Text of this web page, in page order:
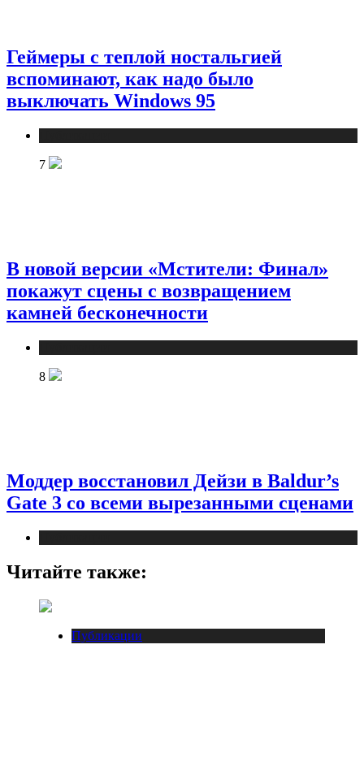
Геймеры с теплой ностальгией
вспоминают, как надо было
выключать Windows 95
7
В новой версии «Мстители: Финал»
покажут сцены с возвращением
камней бесконечности
8
Моддер восстановил Дейзи в Baldur’s
Gate 3 со всеми вырезанными сценами
Читайте также:
Публикации